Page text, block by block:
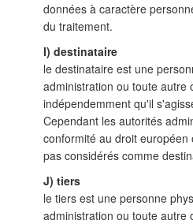
données à caractère
du traitement.
I) destinataire
le destinataire est une
administration ou toute autre
indépendemment qu'il
Cependant les autorités
conformité au droit
pas considérés comme
J) tiers
le tiers est une personne
administration ou toute autre